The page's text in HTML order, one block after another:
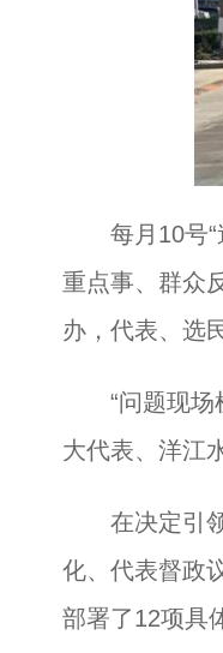
每月10号“逢
重点事、群众
办，代表、选
“问题现场梳
大代表、洋江
在决定引领
化、代表督政
部署了12项具